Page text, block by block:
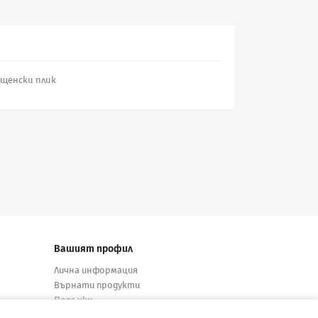
плик
Вашият профил
Лична информация
Върнати продукти
Поръчки